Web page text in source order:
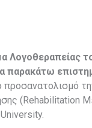
Λογοθεραπείας
παρακάτω
(Rehabilitation